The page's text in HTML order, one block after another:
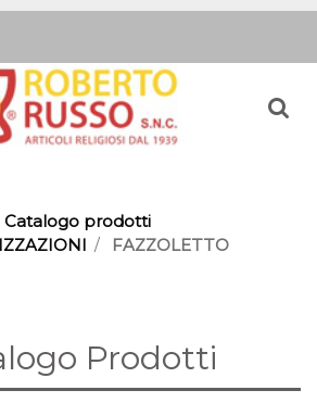
Catalogo prodotti
FAZZOLETTO
Prodotti